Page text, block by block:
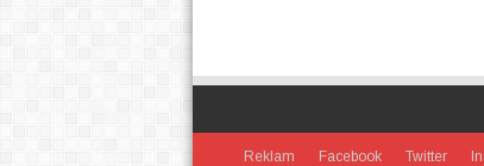
Reklam Facebook Twitter